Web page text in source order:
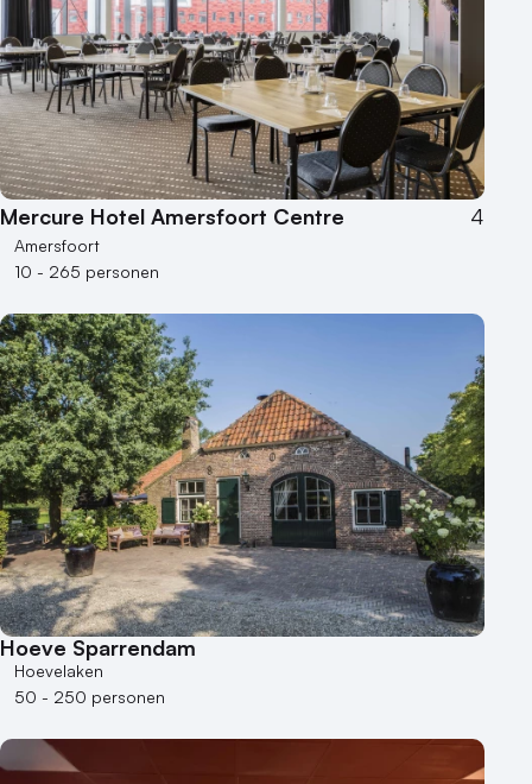
Mercure Hotel Amersfoort Centre 4
Amersfoort
10 - 265 personen
Hoeve Sparrendam
Hoevelaken
50 - 250 personen